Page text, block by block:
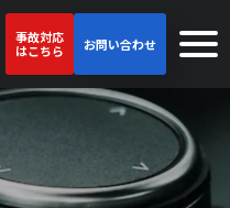
事故対応
はこちら
お問い合わせ